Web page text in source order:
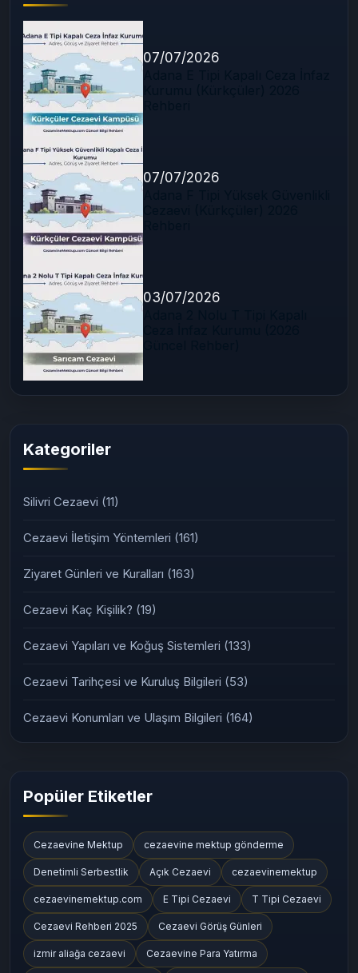
07/07/2026
07/07/2026
03/07/2026
Kategoriler
Silivri Cezaevi (11)
Cezaevi İletişim Yöntemleri (161)
Ziyaret Günleri ve Kuralları (163)
Cezaevi Kaç Kişilik? (19)
Cezaevi Yapıları ve Koğuş Sistemleri (133)
Cezaevi Tarihçesi ve Kuruluş Bilgileri (53)
Cezaevi Konumları ve Ulaşım Bilgileri (164)
Popüler Etiketler
Cezaevine Mektup cezaevine mektup gönderme
Denetimli Serbestlik Açık Cezaevi cezaevinemektup
cezaevinemektup.com E Tipi Cezaevi T Tipi Cezaevi
Cezaevi Rehberi 2025 Cezaevi Görüş Günleri
izmir aliağa cezaevi Cezaevine Para Yatırma